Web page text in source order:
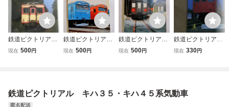
鉄道ピクトリア
ル 2003年３月
現在 500円
鉄道ピクトリアル
2005年8月号 NO.
現在 500円
鉄道ピクトリアル
2007年2月号 NO.
現在 500円
鉄道ピクトリアル
1983年4月号 デ
現在 330円
鉄道ピクトリアル キハ３５・キハ４５系気動車
匿名配送